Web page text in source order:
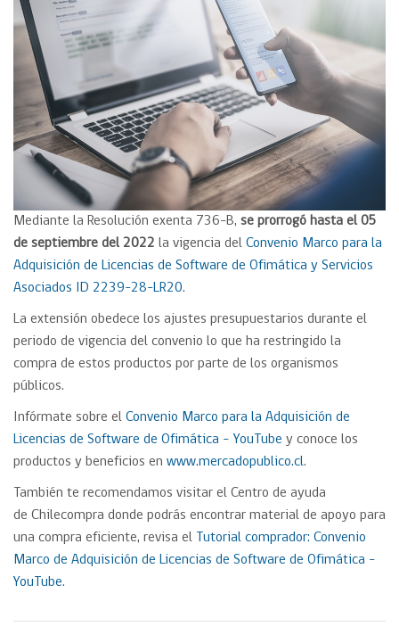
Mediante la Resolución exenta 736-B, se prorrogó hasta el 05
de septiembre del 2022 la vigencia del Convenio Marco para la
Adquisición de Licencias de Software de Ofimática y Servicios
Asociados ID 2239-28-LR20.
La extensión obedece los ajustes presupuestarios durante el
periodo de vigencia del convenio lo que ha restringido la
compra de estos productos por parte de los organismos
públicos.
Infórmate sobre el Convenio Marco para la Adquisición de
Licencias de Software de Ofimática – YouTube y conoce los
productos y beneficios en www.mercadopublico.cl.
También te recomendamos visitar el Centro de ayuda
de Chilecompra donde podrás encontrar material de apoyo para
una compra eficiente, revisa el Tutorial comprador: Convenio
Marco de Adquisición de Licencias de Software de Ofimática –
YouTube.